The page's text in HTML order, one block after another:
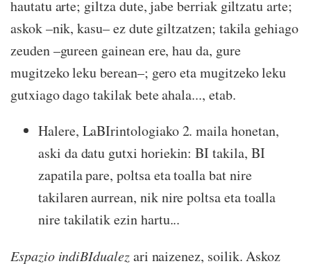
hautatu arte; giltza dute, jabe berriak giltzatu arte;
askok –nik, kasu– ez dute giltzatzen; takila gehiago
zeuden –gureen gainean ere, hau da, gure
mugitzeko leku berean–; gero eta mugitzeko leku
gutxiago dago takilak bete ahala..., etab.
Halere, LaBIrintologiako 2. maila honetan,
aski da datu gutxi horiekin: BI takila, BI
zapatila pare, poltsa eta toalla bat nire
takilaren aurrean, nik nire poltsa eta toalla
nire takilatik ezin hartu...
Espazio indiBIdualezari naizenez, soilik. Askoz